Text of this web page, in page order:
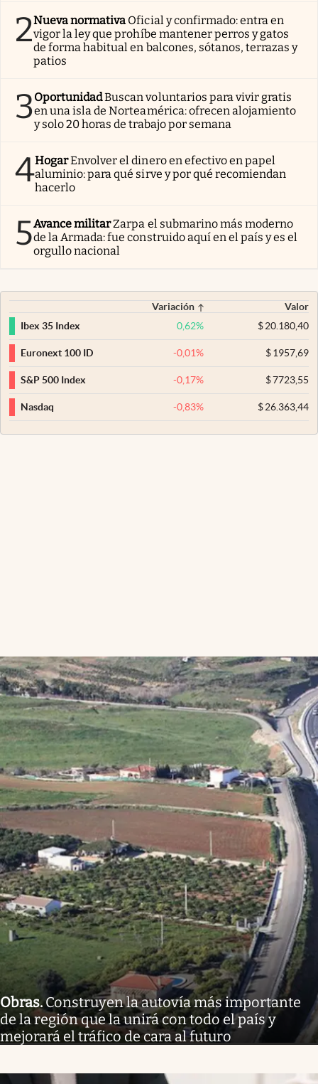
2Nueva normativa Oficial y confirmado: entra en
vigor la ley que prohíbe mantener perros y gatos
de forma habitual en balcones, sótanos, terrazas y
patios
3OportunidadBuscan voluntarios para vivir gratis
en una isla de Norteamérica: ofrecen alojamiento
y solo 20 horas de trabajo por semana
4HogarEnvolver el dinero en efectivo en papel
aluminio: para qué sirve y por qué recomiendan
hacerlo
5Avance militarZarpa el submarino más moderno
de la Armada: fue construido aquí en el país y es el
orgullo nacional
Variación
Valor
Ibex 35 Index
0,62% $20.180,40
Euronext 100 ID -0,01% $1957,69
S&P 500 Index -0,17% $7723,55
Nasdaq -0,83% $26.363,44
Obras.Construyen la autovía más importante
de la región que la unirá con todo el país y
mejorará el tráfico de cara al futuro